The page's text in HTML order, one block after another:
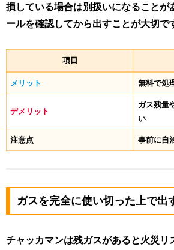
損している場合は別扱いになることが
ールを確認してから出すことが大切で
項目
メリット 無料で処
デメリット
ガス残量
い
注意点 事前に自
ガスを完全に使い切った上で出
チャッカマンは残ガスがあると火災リ